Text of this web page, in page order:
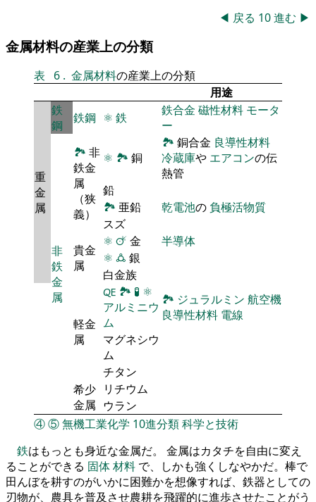
◀ 戻る 10進む ▶
金属材料の産業上の分類
表 6 . 金属材料の産業上の分類
用途
重
金
属
鉄
鋼
鉄鋼 ⚛ 鉄 鉄合金 磁性材料 モータ
ー
非
鉄
金
属
🏞 非
鉄金
属
（狭
義）
⚛ 🏞 銅
🏞 銅合金 良導性材料
冷蔵庫や エアコンの伝
熱管
鉛
🏞 亜鉛 乾電池の 負極活物質
スズ
貴金
属
⚛ 🜚 金
半導体
⚛ 🜛 銀
白金族
軽金
属
🜀 🏞 🧪 ⚛
アルミニウ
ム
🏞 ジュラルミン 航空機
良導性材料 電線
マグネシウ
ム
チタン
希少
金属
リチウム
ウラン
④⑤無機工業化学 10進分類科学と技術
鉄はもっとも身近な金属だ。 金属はカタチを自由に変え
ることができる 固体材料 で、しかも強くしなやかだ。棒で
田んぼを耕すのがいかに困難かを想像すれば、鉄器としての
刃物が、農具を普及させ農耕を飛躍的に進歩させたことがう